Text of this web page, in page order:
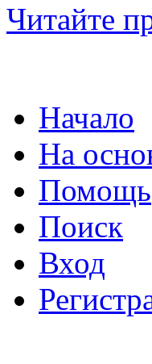
Читайте
Начало
На
Помощь
Поиск
Вход